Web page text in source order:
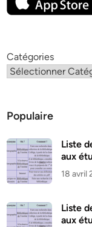
Catégories
Populaire
Liste
aux
18 avril
Liste
aux